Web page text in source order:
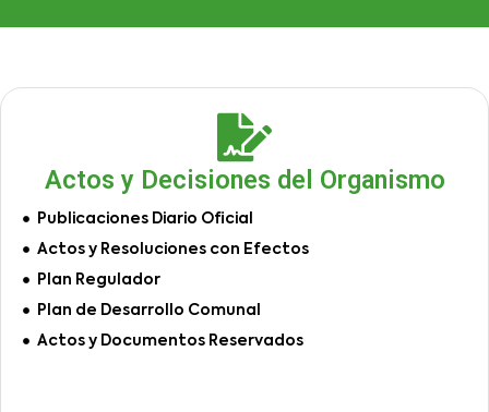
Actos y Decisiones del Organismo
Publicaciones Diario Oficial
Actos y Resoluciones con Efectos
Plan Regulador
Plan de Desarrollo Comunal
Actos y Documentos Reservados